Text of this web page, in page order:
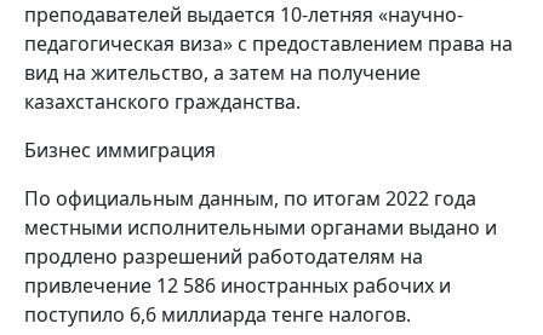
преподавателей выдается 10-летняя «научно-
педагогическая виза» с предоставлением права на
вид на жительство, а затем на получение
казахстанского гражданства.
Бизнес иммиграция
По официальным данным, по итогам 2022 года
местными исполнительными органами выдано и
продлено разрешений работодателям на
привлечение 12 586 иностранных рабочих и
поступило 6,6 миллиарда тенге налогов.